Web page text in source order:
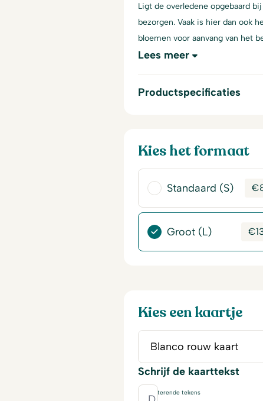
Ligt de overledene opgebaard
bezorgen. Vaak is hier dan ook
bloemen voor aanvang van het
Lees meer
Productspecificaties
Kies het formaat
Standaard (S) €
Groot (L) €
Kies een kaartje
Schrijf de kaarttekst
resterende tekens